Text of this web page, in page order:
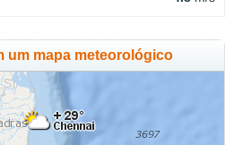
um mapa meteorológico